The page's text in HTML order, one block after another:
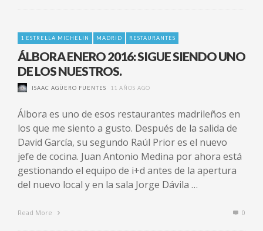
1 ESTRELLA MICHELIN MADRID RESTAURANTES
ÁLBORA ENERO 2016: SIGUE SIENDO UNO
DE LOS NUESTROS.
ISAAC AGÜERO FUENTES 11 AÑOS AGO
Álbora es uno de esos restaurantes madrileños en
los que me siento a gusto. Después de la salida de
David García, su segundo Raúl Prior es el nuevo
jefe de cocina. Juan Antonio Medina por ahora está
gestionando el equipo de i+d antes de la apertura
del nuevo local y en la sala Jorge Dávila …
Read More 0